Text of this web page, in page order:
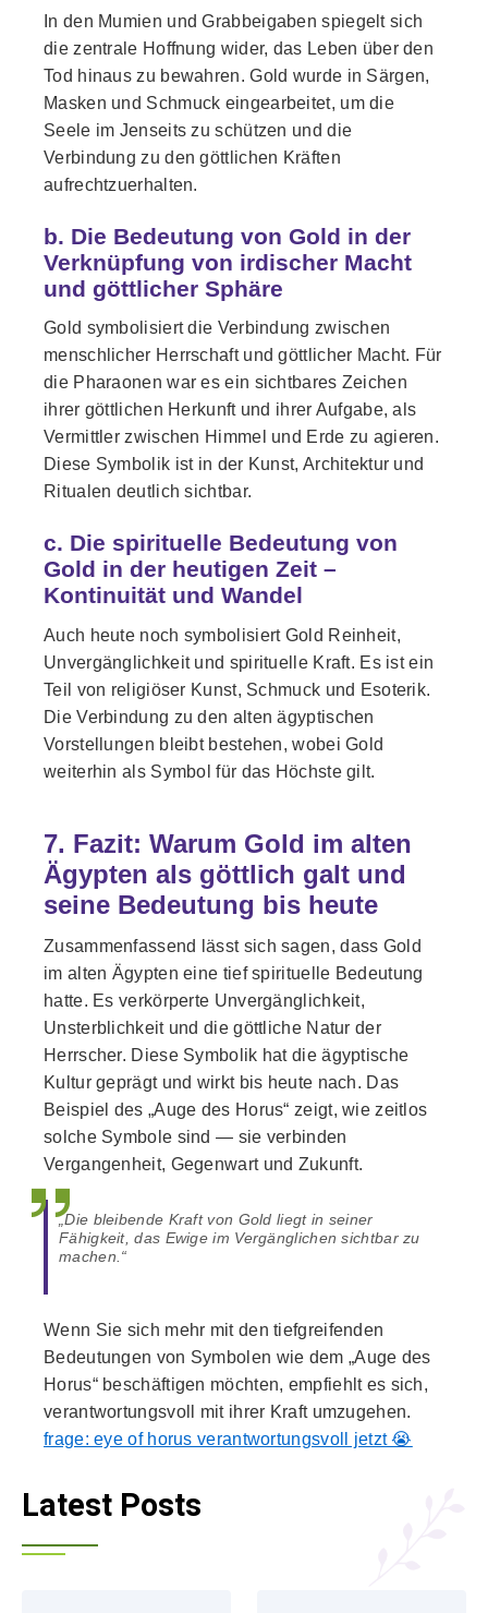
In den Mumien und Grabbeigaben spiegelt sich
die zentrale Hoffnung wider, das Leben über den
Tod hinaus zu bewahren. Gold wurde in Särgen,
Masken und Schmuck eingearbeitet, um die
Seele im Jenseits zu schützen und die
Verbindung zu den göttlichen Kräften
aufrechtzuerhalten.
b. Die Bedeutung von Gold in der
Verknüpfung von irdischer Macht
und göttlicher Sphäre
Gold symbolisiert die Verbindung zwischen
menschlicher Herrschaft und göttlicher Macht. Für
die Pharaonen war es ein sichtbares Zeichen
ihrer göttlichen Herkunft und ihrer Aufgabe, als
Vermittler zwischen Himmel und Erde zu agieren.
Diese Symbolik ist in der Kunst, Architektur und
Ritualen deutlich sichtbar.
c. Die spirituelle Bedeutung von
Gold in der heutigen Zeit –
Kontinuität und Wandel
Auch heute noch symbolisiert Gold Reinheit,
Unvergänglichkeit und spirituelle Kraft. Es ist ein
Teil von religiöser Kunst, Schmuck und Esoterik.
Die Verbindung zu den alten ägyptischen
Vorstellungen bleibt bestehen, wobei Gold
weiterhin als Symbol für das Höchste gilt.
7. Fazit: Warum Gold im alten
Ägypten als göttlich galt und
seine Bedeutung bis heute
Zusammenfassend lässt sich sagen, dass Gold
im alten Ägypten eine tief spirituelle Bedeutung
hatte. Es verkörperte Unvergänglichkeit,
Unsterblichkeit und die göttliche Natur der
Herrscher. Diese Symbolik hat die ägyptische
Kultur geprägt und wirkt bis heute nach. Das
Beispiel des „Auge des Horus“ zeigt, wie zeitlos
solche Symbole sind — sie verbinden
Vergangenheit, Gegenwart und Zukunft.
„Die bleibende Kraft von Gold liegt in seiner
Fähigkeit, das Ewige im Vergänglichen sichtbar zu
machen.“
Wenn Sie sich mehr mit den tiefgreifenden
Bedeutungen von Symbolen wie dem „Auge des
Horus“ beschäftigen möchten, empfiehlt es sich,
verantwortungsvoll mit ihrer Kraft umzugehen.
frage: eye of horus verantwortungsvoll jetzt 😭
Latest Posts